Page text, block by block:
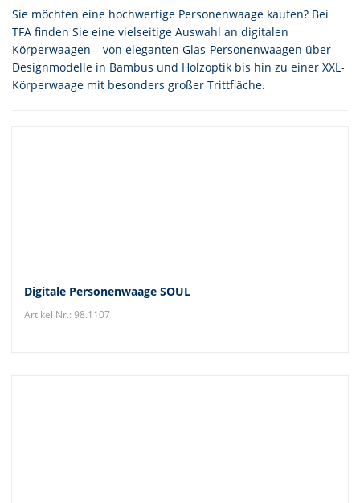
Sie möchten eine hochwertige Personenwaage kaufen? Bei
TFA finden Sie eine vielseitige Auswahl an digitalen
Körperwaagen – von eleganten Glas-Personenwaagen über
Designmodelle in Bambus und Holzoptik bis hin zu einer XXL-
Körperwaage mit besonders großer Trittfläche.
Digitale Personenwaage SOUL
Artikel Nr.: 98.1107